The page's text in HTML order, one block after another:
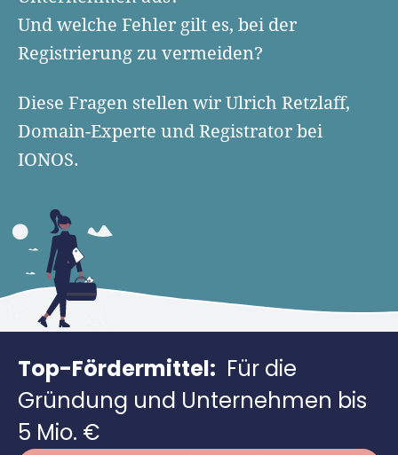
Unsere Gründungspakete
Online-Kredit anfragen
Kassensystem
Versicherungen
Business Angels
Zuschüsse
Flexible Kreditlinie
Firmenkonto
Business Model Canvas
Gründertest
Gründungsassistent
Finanzplan Tool
Preiskalkulation
Lohnsoftware
Weitere Tools & Vorlagen
Vergleiche
Angebote
Unsere Gründungspakete
Geförderte Beratung
Finanzierungsangebote
Geschäftskonto eröffnen
Richtig versichern
Steuerberatung
Software
Deals
Und welche Fehler gilt es, bei der
Registrierung zu vermeiden?
Diese Fragen stellen wir Ulrich Retzlaff,
Domain-Experte und Registrator bei
IONOS.
Top-Fördermittel: Für die
Gründung und Unternehmen bis
5 Mio. €